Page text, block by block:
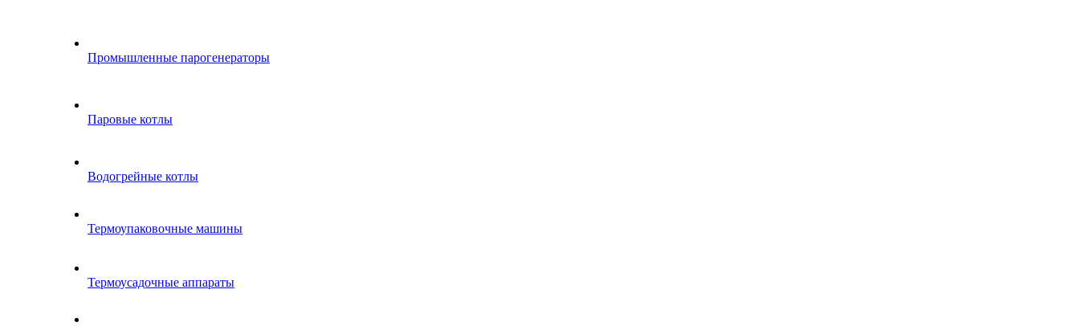
Промышленные парогенераторы
Паровые котлы
Водогрейные котлы
Термоупаковочные машины
Термоусадочные аппараты